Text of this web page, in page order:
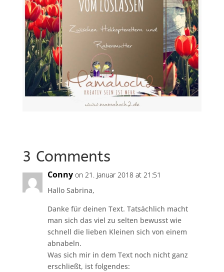
3 Comments
Conny on 21. Januar 2018 at 21:51
Hallo Sabrina,
Danke für deinen Text. Tatsächlich macht
man sich das viel zu selten bewusst wie
schnell die lieben Kleinen sich von einem
abnabeln.
Was sich mir in dem Text noch nicht ganz
erschließt, ist folgendes: